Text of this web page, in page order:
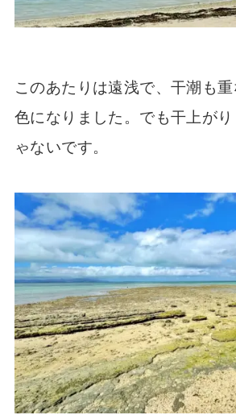
このあたりは遠浅で、干潮も
色になりました。でも干上が
ゃないです。